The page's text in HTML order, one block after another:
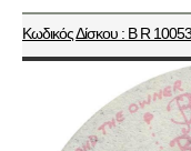
Κωδικός Δίσκου : B R 10053